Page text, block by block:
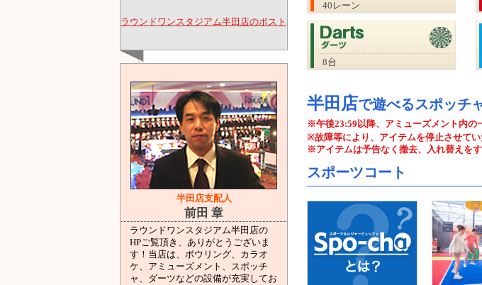
40レーン
8台
半田店で遊べるスポッチ
※午後23:59以降、アミューズメント内の
※故障等により、アイテムを停止させて
※アイテムは予告なく撤去、入れ替えをす
スポーツコート
ラウンドワンスタジアム半田店のポスト
半田店支配人
前田 章
ラウンドワンスタジアム半田店の
HPご覧頂き、ありがとうございま
す！当店は、ボウリング、カラオ
ケ、アミューズメント、スポッチ
ャ、ダーツなどの設備が充実してお